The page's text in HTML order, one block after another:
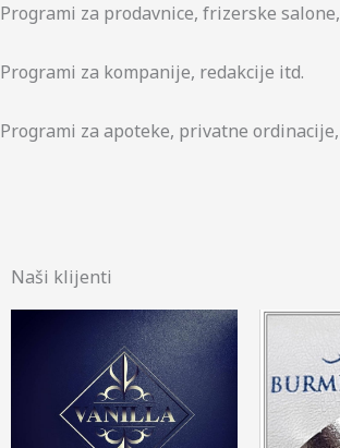
Programi za prodavnice, frizerske
Programi za kompanije, redakcije itd.
Programi za apoteke, privatne
Naši klijenti